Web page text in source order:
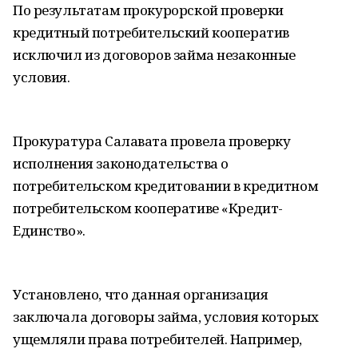
По результатам прокурорской проверки
кредитный потребительский кооператив
исключил из договоров займа незаконные
условия.
Прокуратура Салавата провела проверку
исполнения законодательства о
потребительском кредитовании в кредитном
потребительском кооперативе «Кредит-
Единство».
Установлено, что данная организация
заключала договоры займа, условия которых
ущемляли права потребителей. Например,